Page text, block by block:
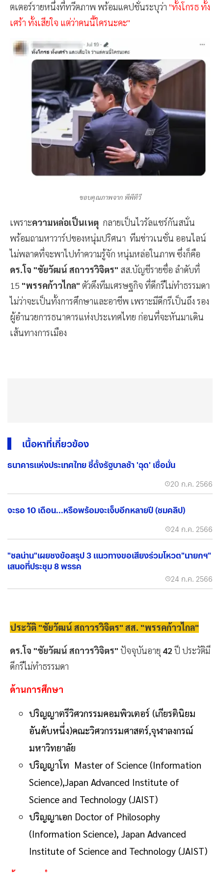
ตเตอร์รายหนึ่งที่ทวีตภาพ พร้อมแคปชั่นระบุว่า "ทั้งโกรธ ทั้ง
เศร้า ทั้งเสียใจ แต่ว่าคนนี้ใครนะคะ"
ขอบคุณภาพจาก พีพีทีวี
เพราะความหล่อเป็นเหตุ กลายเป็นไวรัลแชร์กันสนั่น
พร้อมถามหาวาร์ปของหนุ่มปริศนา ทีมข่าวเนชั่น ออนไลน์
ไม่พลาดที่จะพาไปทำความรู้จัก หนุ่มหล่อในภาพ ซึ่งก็คือ
ดร.โจ "ชัยวัฒน์ สถาวรวิจิตร" สส.บัญชีรายชื่อ ลำดับที่
15 "พรรคก้าวไกล" ตัวตึงทีมเศรษฐกิจ ที่ดีกรีไม่ทำธรรมดา
ไม่ว่าจะเป็นทั้งการศึกษาและอาชีพ เพราะมีดีกรีเป็นถึง รอง
ผู้อำนวยการธนาคารแห่งประเทศไทย ก่อนที่จะหันมาเดิน
เส้นทางการเมือง
เนื้อหาที่เกี่ยวข้อง
ธนาคารแห่งประเทศไทย ชี้ตั้งรัฐบาลช้า 'ฉุด' เชื่อมั่น
20 ก.ค. 2566
จะรอ 10 เดือน...หรือพร้อมจะเจ็บอีกหลายปี (ชมคลิป)
24 ก.ค. 2566
"ชลน่าน"เผยชงข้อสรุป 3 แนวทางขอเสียงร่วมโหวต"นายกฯ"
เสนอที่ประชุม 8 พรรค
24 ก.ค. 2566
ประวัติ "ชัยวัฒน์ สถาวรวิจิตร" สส. "พรรคก้าวไกล"
ดร.โจ "ชัยวัฒน์ สถาวรวิจิตร" ปัจจุบันอายุ 42 ปี ประวัติมี
ดีกรีไม่ทำธรรมดา
ด้านการศึกษา
ปริญญาตรีวิศวกรรมคอมพิวเตอร์ (เกียรตินิยม
อันดับหนึ่ง)คณะวิศวกรรมศาสตร์,จุฬาลงกรณ์
มหาวิทยาลัย
ปริญญาโท Master of Science (Information
Science),Japan Advanced Institute of
Science and Technology (JAIST)
ปริญญาเอก Doctor of Philosophy
(Information Science), Japan Advanced
Institute of Science and Technology (JAIST)